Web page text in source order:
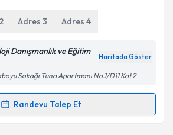
2 Adres 3 Adres 4
Danışmanlık ve Eğitim
Haritada Göster
Sokağı Tuna Apartmanı No.1/D11 Kat 2
Randevu Talep Et
Talebi